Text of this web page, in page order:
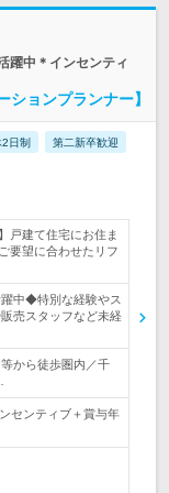
躍中＊インセンティ
ョンプランナー】
日制 第二新卒歓迎
戸建て住宅にお住ま
要望に合わせたリフ
躍中◆特別な経験やス
売スタッフなど未経
から徒歩圏内／千
センティブ＋賞与年